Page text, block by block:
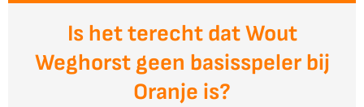
Is het terecht dat Wout
Weghorst geen basisspeler bij
Oranje is?